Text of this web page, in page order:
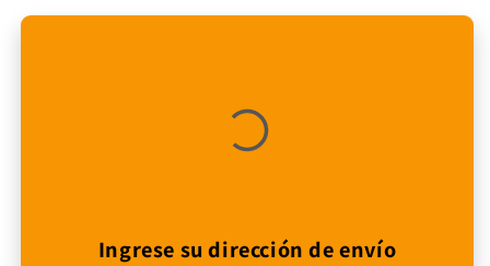
cantidad
cantidad
Ingrese su dirección de envío